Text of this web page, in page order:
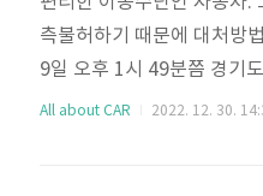
측불허하기 때문에 대처방
9일 오후 1시 49분쯤 경기
가 발생해 5명의 사망자 발
All about CAR 2022. 12. 30.